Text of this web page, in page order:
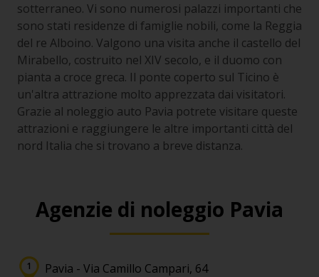
sotterraneo. Vi sono numerosi palazzi importanti che
sono stati residenze di famiglie nobili, come la Reggia
del re Alboino. Valgono una visita anche il castello del
Mirabello, costruito nel XIV secolo, e il duomo con
pianta a croce greca. Il ponte coperto sul Ticino è
un'altra attrazione molto apprezzata dai visitatori.
Grazie al noleggio auto Pavia potrete visitare queste
attrazioni e raggiungere le altre importanti città del
nord Italia che si trovano a breve distanza.
Agenzie di noleggio Pavia
Pavia - Via Camillo Campari, 64